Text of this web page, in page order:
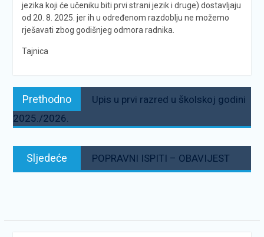
jezika koji će učeniku biti prvi strani jezik i druge) dostavljaju
od 20. 8. 2025. jer ih u određenom razdoblju ne možemo
rješavati zbog godišnjeg odmora radnika.
Tajnica
Navigacija
objava
Prethodno
Upis u prvi razred u školskoj godini
2025./2026.
Sljedeće POPRAVNI ISPITI – OBAVIJEST